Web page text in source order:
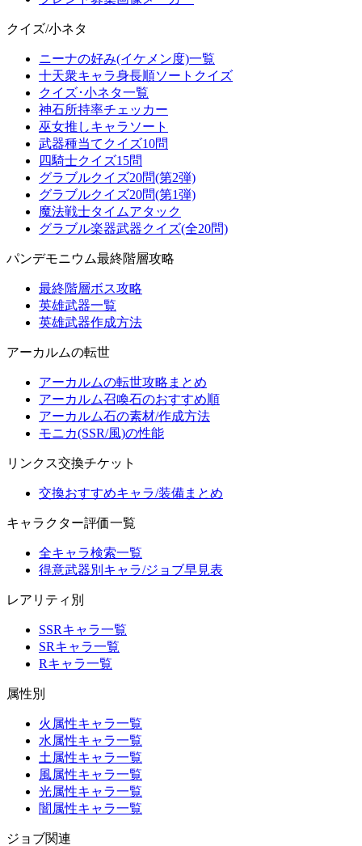
クイズ/小ネタ
ニーナの好み(イケメン度)一覧
十天衆キャラ身長順ソートクイズ
クイズ･小ネタ一覧
神石所持率チェッカー
巫女推しキャラソート
武器種当てクイズ10問
四騎士クイズ15問
グラブルクイズ20問(第2弾)
グラブルクイズ20問(第1弾)
魔法戦士タイムアタック
グラブル楽器武器クイズ(全20問)
パンデモニウム最終階層攻略
最終階層ボス攻略
英雄武器一覧
英雄武器作成方法
アーカルムの転世
アーカルムの転世攻略まとめ
アーカルム召喚石のおすすめ順
アーカルム石の素材/作成方法
モニカ(SSR/風)の性能
リンクス交換チケット
交換おすすめキャラ/装備まとめ
キャラクター評価一覧
全キャラ検索一覧
得意武器別キャラ/ジョブ早見表
レアリティ別
SSRキャラ一覧
SRキャラ一覧
Rキャラ一覧
属性別
火属性キャラ一覧
水属性キャラ一覧
土属性キャラ一覧
風属性キャラ一覧
光属性キャラ一覧
闇属性キャラ一覧
ジョブ関連